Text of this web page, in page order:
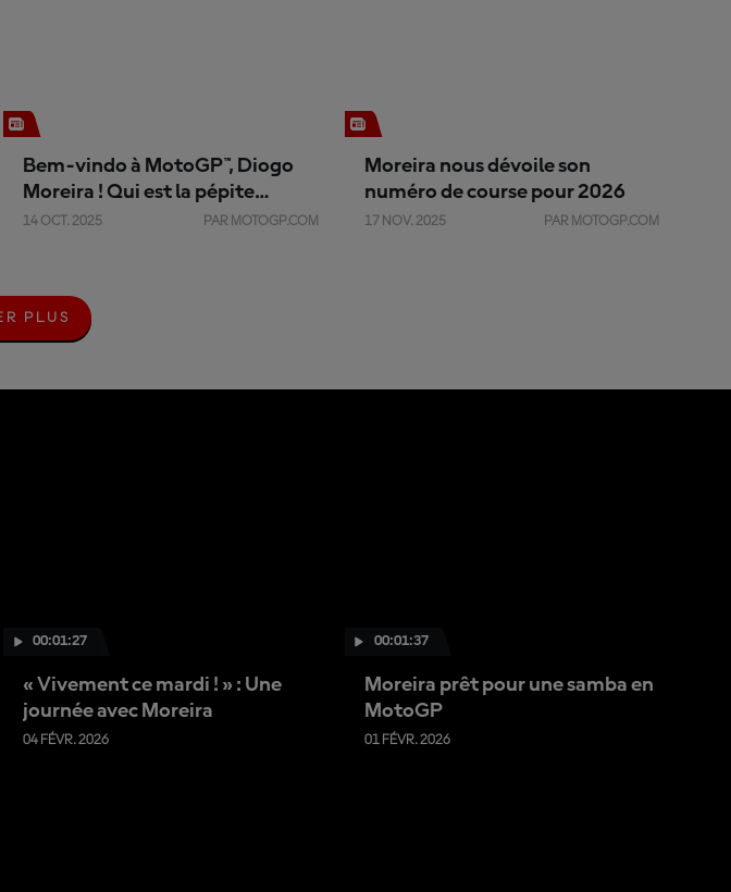
Bem-vindo à MotoGP™, Diogo
Moreira ! Qui est la pépite
brésilienne ?
14 OCT. 2025 PAR MOTOGP.COM
Moreira nous dévoile son
numéro de course pour 2026
17 NOV. 2025 PAR MOTOGP.COM
PLUS
00:01:27
« Vivement ce mardi ! » : Une
journée avec Moreira
04 FÉVR. 2026
00:01:37
Moreira prêt pour une samba en
MotoGP
01 FÉVR. 2026